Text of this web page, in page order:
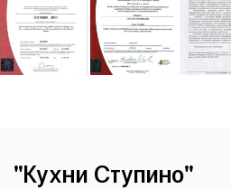
"Кухни Ступино"